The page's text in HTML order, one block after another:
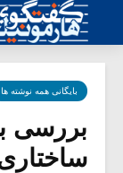
بایگانی همه نوشته ها
بررسی